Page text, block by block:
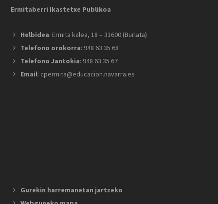
Ermitaberri Ikastetxe Publikoa
Helbidea: Ermita kalea, 18 – 31600 (Burlata)
Telefono orokorra: 948 63 35 68
Telefono Jantokia: 948 63 35 67
Email: cpermita@educacion.navarra.es
Gurekin harremanetan jartzeko